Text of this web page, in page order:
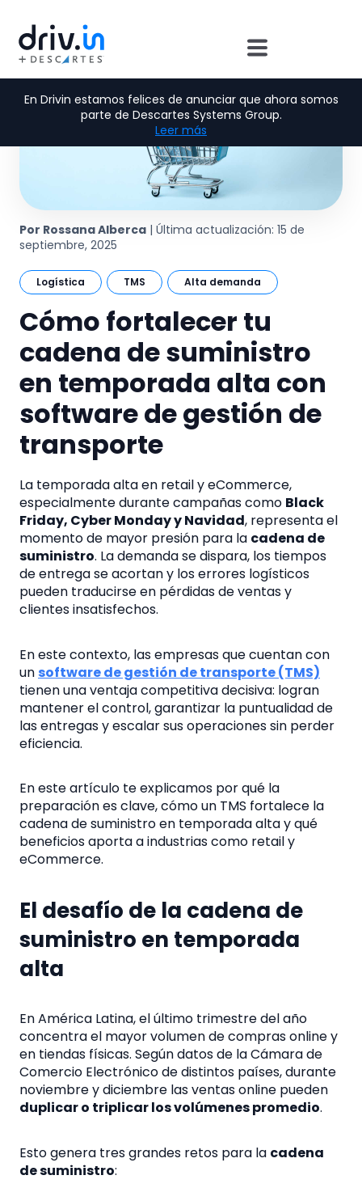
En Drivin estamos felices de anunciar que ahora somos
parte de Descartes Systems Group.
Leer más
Por Rossana Alberca | Última actualización: 15 de
septiembre, 2025
Logística TMS Alta demanda
Cómo fortalecer tu
cadena de suministro
en temporada alta con
software de gestión de
transporte
La temporada alta en retail y eCommerce,
especialmente durante campañas como Black
Friday, Cyber Monday y Navidad, representa el
momento de mayor presión para la cadena de
suministro. La demanda se dispara, los tiempos
de entrega se acortan y los errores logísticos
pueden traducirse en pérdidas de ventas y
clientes insatisfechos.
En este contexto, las empresas que cuentan con
un software de gestión de transporte (TMS)
tienen una ventaja competitiva decisiva: logran
mantener el control, garantizar la puntualidad de
las entregas y escalar sus operaciones sin perder
eficiencia.
En este artículo te explicamos por qué la
preparación es clave, cómo un TMS fortalece la
cadena de suministro en temporada alta y qué
beneficios aporta a industrias como retail y
eCommerce.
El desafío de la cadena de
suministro en temporada
alta
En América Latina, el último trimestre del año
concentra el mayor volumen de compras online y
en tiendas físicas. Según datos de la Cámara de
Comercio Electrónico de distintos países, durante
noviembre y diciembre las ventas online pueden
duplicar o triplicar los volúmenes promedio.
Esto genera tres grandes retos para la cadena
de suministro: